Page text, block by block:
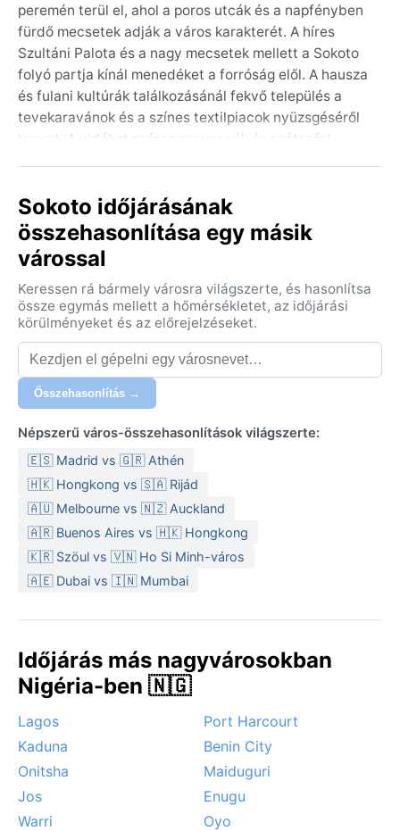
peremén terül el, ahol a poros utcák és a napfényben
fürdő mecsetek adják a város karakterét. A híres
Szultáni Palota és a nagy mecsetek mellett a Sokoto
folyó partja kínál menedéket a forróság elől. A hausza
és fulani kultúrák találkozásánál fekvő település a
tevekaravánok és a színes textilpiacok nyüzsgéséről
ismert. A vidéket száraz szavannák és szétszórt
A város éghajlata a forró félsivatagi (Köppen BSh)
besorolást viseli, ami perzselő nyarakat és enyhébb
teleket jelent. Áprilistól júniusig a hőmérő gyakran
porral telítődik. A rövid esős évszak június és
szeptember között hoz némi csapadékot, 500–800
millimétert, ám a páratartalom ilyenkor magasra
szökik. Novembertől februárig a nappali hőség 30°C
körül mozog, az éjszakák viszont hűvösek, 15°C alá is
süllyedhetnek. A Harmattan, a Szaharából érkező
poros szél decembertől februárig homályba vonja a
éjszakákat hozva. Utazáskor könnyű pamutruha,
széles karimájú kalap és kendő ajánlott a por ellen.
A legkedvezőbb időszak november elejétől februárig
tart: ilyenkor a nap heve mérsékelt, a levegő száraz,
és a Harmattan miatt a reggelek hűvösek. A poros köd
ugyan korlátozza a kilátást, de a szezon
utcákon, de hurrikánok nem jellemzőek. A sivatagi
mikroklíma miatt a harmattanos időszak különleges
hangulatot teremt, amikor a napkorong vörösen ível át
a poros égen.
Sokoto időjárásának
összehasonlítása egy másik
várossal
Keressen rá bármely városra világszerte, és hasonlítsa
össze egymás mellett a hőmérsékletet, az időjárási
körülményeket és az előrejelzéseket.
Összehasonlítás →
Népszerű város-összehasonlítások világszerte:
🇪🇸 Madrid vs 🇬🇷 Athén
🇭🇰 Hongkong vs 🇸🇦 Rijád
🇦🇺 Melbourne vs 🇳🇿 Auckland
🇦🇷 Buenos Aires vs 🇭🇰 Hongkong
🇰🇷 Szöul vs 🇻🇳 Ho Si Minh-város
🇦🇪 Dubai vs 🇮🇳 Mumbai
Időjárás más nagyvárosokban
Nigéria-ben 🇳🇬
Lagos
Port Harcourt
Kaduna
Benin City
Onitsha
Maiduguri
Jos
Enugu
Warri
Oyo